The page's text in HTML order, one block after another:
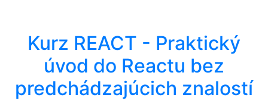
Kurz REACT - Praktický
úvod do Reactu bez
predchádzajúcich znalostí